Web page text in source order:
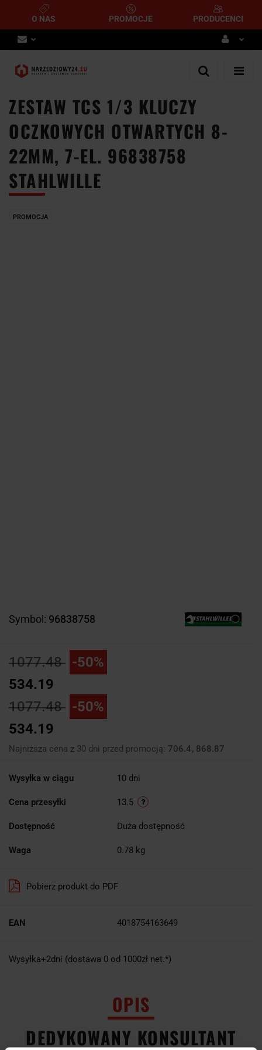
O NAS PROMOCJE PRODUCENCI
Zaloguj się
Dodaj zgłoszenie
ZESTAW TCS 1/3 KLUCZY
OCZKOWYCH OTWARTYCH 8-
22MM, 7-EL. 96838758
STAHLWILLE
PROMOCJA
Symbol: 96838758
1077.48
-50%
534.19
1077.48
-50%
534.19
Najniższa cena z 30 dni przed promocją: 706.4 868.87
Wysyłka w ciągu 10 dni
Cena przesyłki 13.5
Dostępność Duża dostępność
Waga 0.78 kg
Pobierz produkt do PDF
EAN 4018754163649
Wysyłka+2dni (dostawa 0 od 1000zł net.*)
OPIS
DEDYKOWANY KONSULTANT